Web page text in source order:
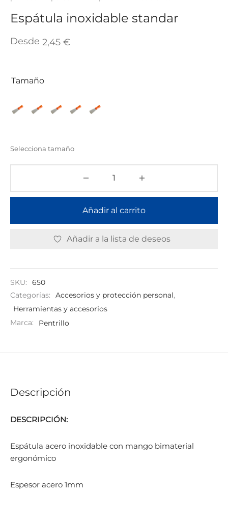
Espátula inoxidable standar
Desde 2,45 €
Tamaño
Selecciona tamaño
Añadir al carrito
Añadir a la lista de deseos
SKU:
650
Categorías:
Accesorios y protección personal,
Herramientas y accesorios
Marca:
Pentrillo
Descripción
DESCRIPCIÓN:
Espátula acero inoxidable con mango bimaterial
ergonómico
Espesor acero 1mm
ADHESIVOS Y COLAS
Y SUELOS
TINTES Y MANUALIDADES